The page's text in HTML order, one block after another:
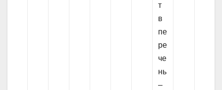
т
в
пе
ре
че
нь
–